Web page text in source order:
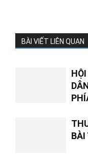
BÀI VIẾT LIÊN QUAN
BÀI